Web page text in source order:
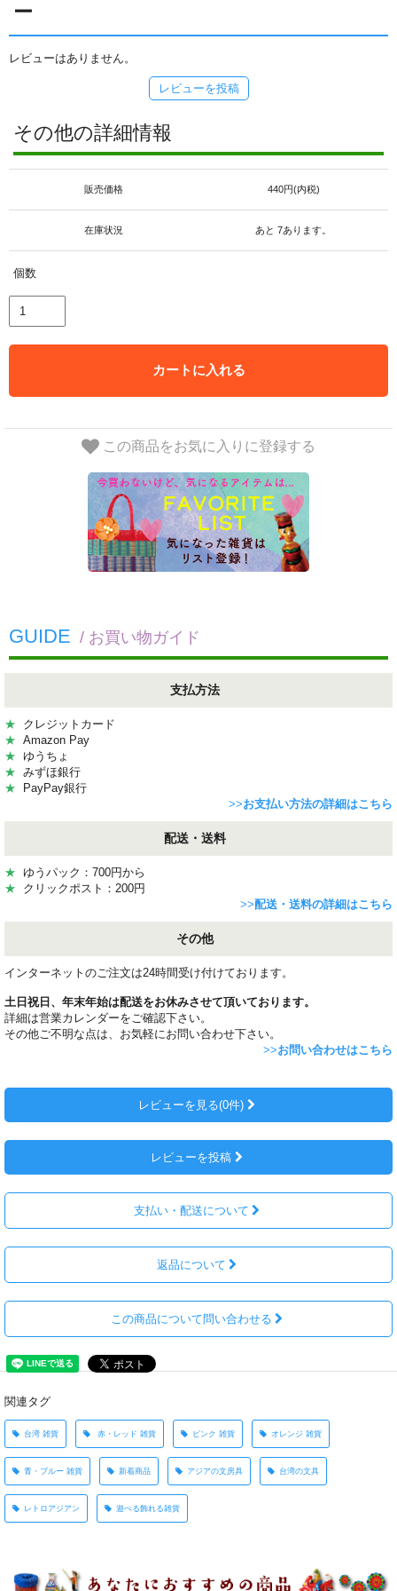
ー
レビューはありません。
レビューを投稿
その他の詳細情報
販売価格 440円(内税)
在庫状況 あと 7あります。
個数
カートに入れる
この商品をお気に入りに登録する
GUIDE / お買い物ガイド
支払方法
★ クレジットカード
★ Amazon Pay
★ ゆうちょ
★ みずほ銀行
★ PayPay銀行
>>お支払い方法の詳細はこちら
配送・送料
★ ゆうパック：700円から
★ クリックポスト：200円
>>配送・送料の詳細はこちら
その他
インターネットのご注文は24時間受け付けております。
土日祝日、年末年始は配送をお休みさせて頂いております。
詳細は営業カレンダーをご確認下さい。
その他ご不明な点は、お気軽にお問い合わせ下さい。
>>お問い合わせはこちら
レビューを見る(0件)
レビューを投稿
支払い・配送について
返品について
この商品について問い合わせる
関連タグ
台湾 雑貨 赤・レッド 雑貨 ピンク 雑貨 オレンジ 雑貨
青・ブルー 雑貨 新着商品 アジアの文房具 台湾の文具
レトロアジアン 遊べる飾れる雑貨